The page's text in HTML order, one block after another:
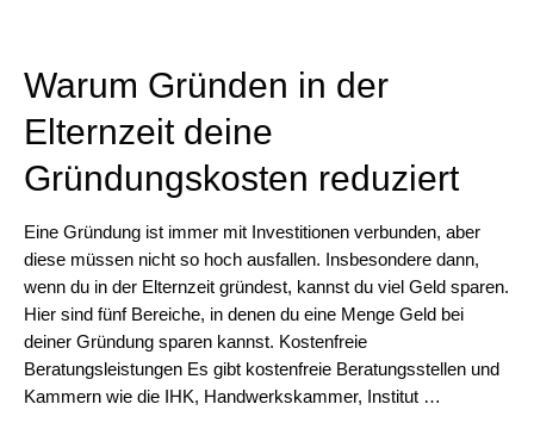
deine
Gründung
ist
Warum Gründen in der
Elternzeit deine
Gründungskosten reduziert
Eine Gründung ist immer mit Investitionen verbunden, aber
diese müssen nicht so hoch ausfallen. Insbesondere dann,
wenn du in der Elternzeit gründest, kannst du viel Geld sparen.
Hier sind fünf Bereiche, in denen du eine Menge Geld bei
deiner Gründung sparen kannst. Kostenfreie
Beratungsleistungen Es gibt kostenfreie Beratungsstellen und
Kammern wie die IHK, Handwerkskammer, Institut …